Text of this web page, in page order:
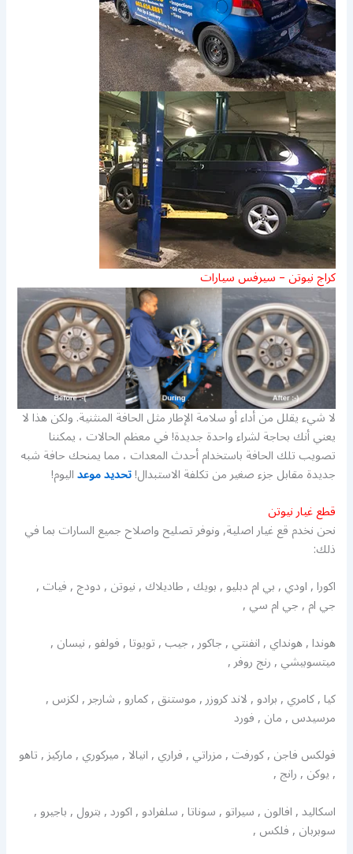
كراج نيوتن – سيرفس سيارات
لا شيء يقلل من أداء أو سلامة الإطار مثل الحافة المنثنية. ولكن هذا لا
يعني أنك بحاجة لشراء واحدة جديدة! في معظم الحالات ، يمكننا
تصويب تلك الحافة باستخدام أحدث المعدات ، مما يمنحك حافة شبه
جديدة مقابل جزء صغير من تكلفة الاستبدال!تحديد موعداليوم!
قطع غيار نيوتن
نحن نخدم قع غيار اصلية, ونوفر تصليح واصلاح جميع السارات بما في
ذلك:
اكورا , اودي , بي ام دبليو , بويك , طاديلاك , نيوتن , دودج , فيات ,
جي ام , جي ام سي ,
هوندا , هونداي , انفنتي , جاكور , جيب , تويوتا , فولفو , نيسان ,
ميتسوبيشي , رنج روفر ,
كيا , كامري , برادو , لاند كروزر , موستنق , كمارو , شارجر , لكزس ,
مرسيدس , مان , فورد
فولكس فاجن , كورفت , مزراتي , فراري , انيالا , ميركوري , ماركيز , تاهو
, يوكن , رانج ,
اسكاليد , افالون , سيراتو , سوناتا , سلفرادو , اكورد , بترول , باجيرو ,
سوبربان , فلكس ,